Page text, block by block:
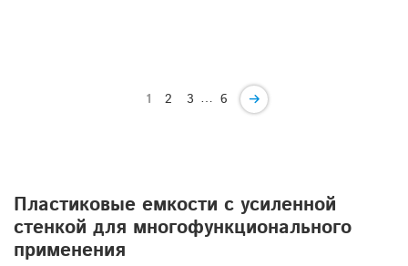
1 2 3 … 6
Пластиковые емкости с усиленной
стенкой для многофункционального
применения